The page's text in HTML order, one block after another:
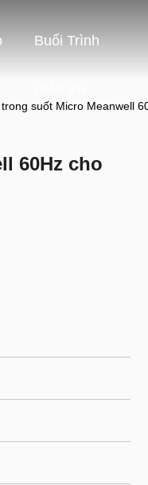
Buổi Trình
suốt Micro Meanwell
60Hz cho